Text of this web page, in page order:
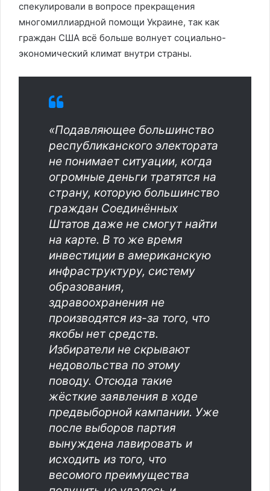
спекулировали в вопросе прекращения
многомиллиардной помощи Украине, так как
граждан США всё больше волнует социально-
экономический климат внутри страны.
«Подавляющее большинство
республиканского электората
не понимает ситуации, когда
огромные деньги тратятся на
страну, которую большинство
граждан Соединённых
Штатов даже не смогут найти
на карте. В то же время
инвестиции в американскую
инфраструктуру, систему
образования,
здравоохранения не
производятся из-за того, что
якобы нет средств.
Избиратели не скрывают
недовольства по этому
поводу. Отсюда такие
жёсткие заявления в ходе
предвыборной кампании. Уже
после выборов партия
вынуждена лавировать и
исходить из того, что
весомого преимущества